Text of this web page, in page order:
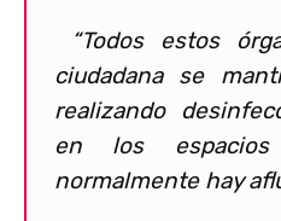
“Todos estos
ciudadana se
realizando
en los
normalmente hay